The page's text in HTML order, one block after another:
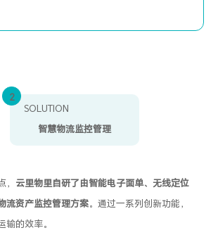
2
SOLUTION
智慧物流监控管理
云里物里自研了由智能电子面单、无线定位
流资产监控管理方案。通过一系列创新功能，
输的效率。